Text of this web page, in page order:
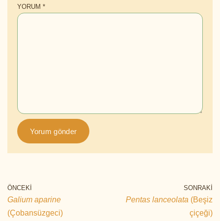
YORUM *
ÖNCEKI
Galium aparine
(Çobansüzgeci)
SONRAKI
Pentas lanceolata (Beşiz
çiçeği)